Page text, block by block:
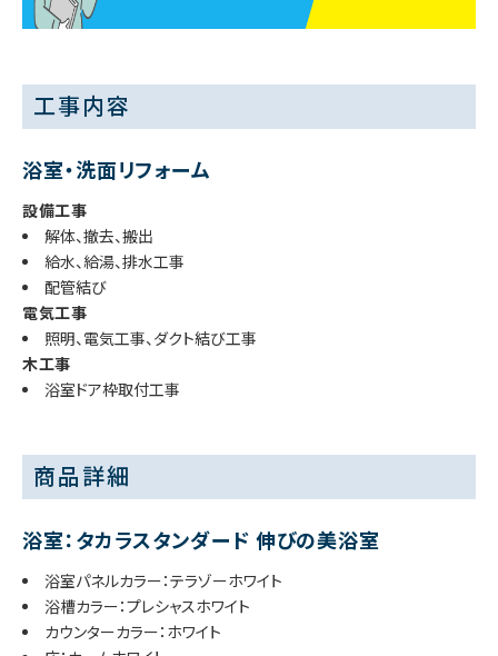
工事内容
浴室・洗面リフォーム
設備工事
解体、撤去、搬出
給水、給湯、排水工事
配管結び
電気工事
照明、電気工事、ダクト結び工事
木工事
浴室ドア枠取付工事
商品詳細
浴室：タカラスタンダード 伸びの美浴室
浴室パネルカラー：テラゾーホワイト
浴槽カラー：プレシャスホワイト
カウンターカラー：ホワイト